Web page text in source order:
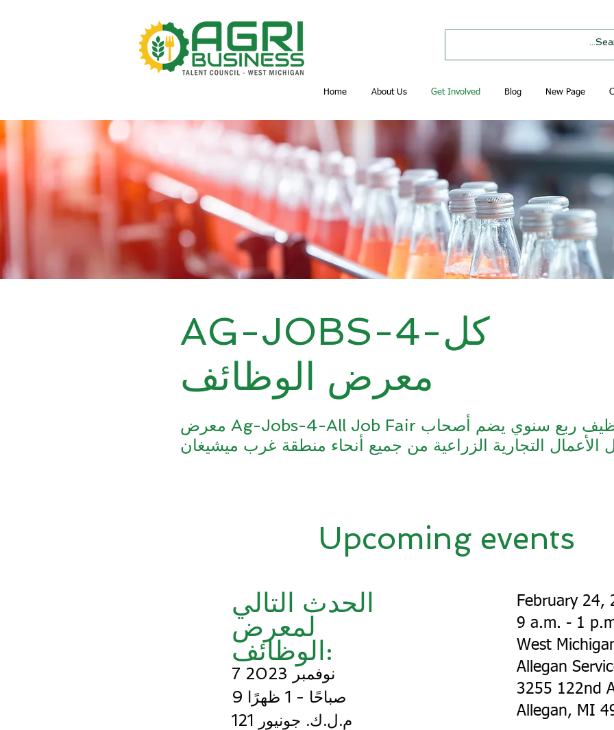
Home About Us Get Involved Blog New Page
AG-JOBS-4-كل
معرض الوظائف
معرض Ag-Jobs-4-All Job Fair هو معرض توظيف ربع سنوي يضم أصحاب
Upcoming events
الحدث التالي
لمعرض
الوظائف:
7 نوفمبر 2023
9 صباحًا - 1 ظهرًا
121 م.ل.ك. جونيور
February 24,
9 a.m. - 1
West
Allegan
3255 122nd
Allegan, MI